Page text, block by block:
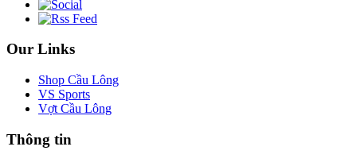
Our Links
Shop Cầu Lông
VS Sports
Vợt Cầu Lông
Thông tin